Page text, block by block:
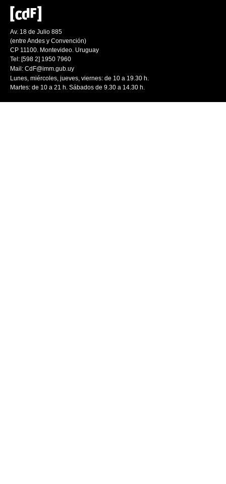
Av. 18 de Julio 885
(entre Andes y Convención)
CP 11100. Montevideo. Uruguay
Tel: [598 2] 1950 7960
Mail: CdF@imm.gub.uy
Lunes, miércoles, jueves, viernes: de 10 a 19.30 h.
Martes: de 10 a 21 h. Sábados de 9.30 a 14.30 h.